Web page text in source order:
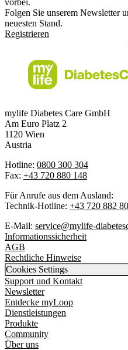
vorbei.
Folgen Sie unserem Newsletter
neuesten Stand.
Registrieren
mylife Diabetes Care GmbH
Am Euro Platz 2
1120 Wien
Austria
Hotline: 0800 300 304
Fax: +43 720 880 148
Für Anrufe aus dem Ausland:
Technik-Hotline: +43 720 882
E-Mail: service@mylife-
Informationssicherheit
AGB
Rechtliche Hinweise
Cookies Settings
Support und Kontakt
Newsletter
Entdecke myLoop
Dienstleistungen
Produkte
Community
Über uns